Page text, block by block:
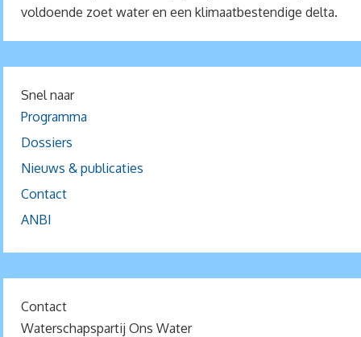
voldoende zoet water en een klimaatbestendige delta.
Snel naar
Programma
Dossiers
Nieuws & publicaties
Contact
ANBI
Contact
Waterschapspartij Ons Water